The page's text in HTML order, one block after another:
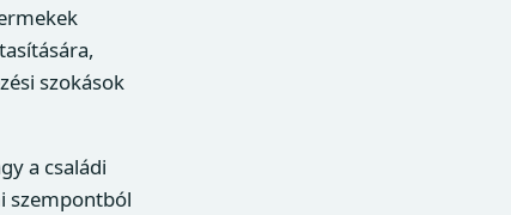
szokások
a családi
szempontból